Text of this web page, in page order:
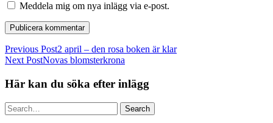
Meddela mig om nya inlägg via e-post.
Previous Post2 april – den rosa boken är klar
Next PostNovas blomsterkrona
Här kan du söka efter inlägg
Search